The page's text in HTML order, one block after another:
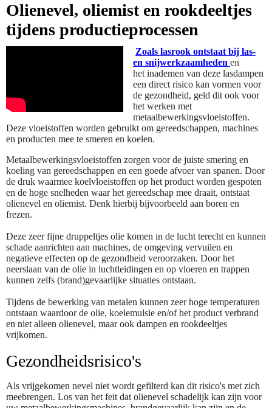
Olienevel, oliemist en rookdeeltjes
tijdens productieprocessen
Zoals lasrook ontstaat bij las-
en snijwerkzaamheden en
het inademen van deze lasdampen
een direct risico kan vormen voor
de gezondheid, geld dit ook voor
het werken met
metaalbewerkingsvloeistoffen.
Deze vloeistoffen worden gebruikt om gereedschappen, machines
en producten mee te smeren en koelen.
Metaalbewerkingsvloeistoffen zorgen voor de juiste smering en
koeling van gereedschappen en een goede afvoer van spanen. Door
de druk waarmee koelvloeistoffen op het product worden gespoten
en de hoge snelheden waar het gereedschap mee draait, ontstaat
olienevel en oliemist. Denk hierbij bijvoorbeeld aan boren en
frezen.
Deze zeer fijne druppeltjes olie komen in de lucht terecht en kunnen
schade aanrichten aan machines, de omgeving vervuilen en
negatieve effecten op de gezondheid veroorzaken. Door het
neerslaan van de olie in luchtleidingen en op vloeren en trappen
kunnen zelfs (brand)gevaarlijke situaties ontstaan.
Tijdens de bewerking van metalen kunnen zeer hoge temperaturen
ontstaan waardoor de olie, koelemulsie en/of het product verbrand
en niet alleen olienevel, maar ook dampen en rookdeeltjes
vrijkomen.
Gezondheidsrisico's
Als vrijgekomen nevel niet wordt gefilterd kan dit risico's met zich
meebrengen. Los van het feit dat olienevel schadelijk kan zijn voor